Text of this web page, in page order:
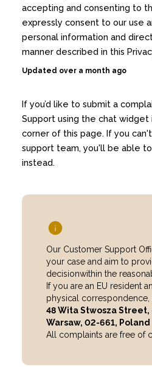
accepting and consenting to
expressly consent to our use
personal information and
manner described in this
Updated over a month ago
If you’d like to submit a
Support using the chat
corner of this page. If you
support team, you'll be able
instead.
Our Customer Support
your case and aim to
decisionwithin the
If you are an EU resident
physical correspondence,
48 Wita Stwosza Street,
Warsaw, 02-661, Poland
All complaints are free of